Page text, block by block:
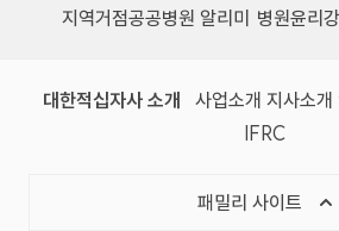
지역거점공공병원 알리미 병원윤리
대한적십자사 소개 사업소개 지사소개
IFRC
패밀리 사이트